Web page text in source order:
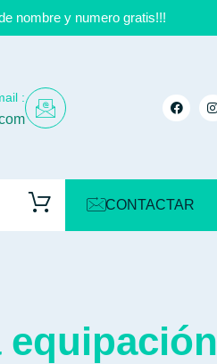
nombre y numero gratis!!!
:
CONTACTAR
equipación